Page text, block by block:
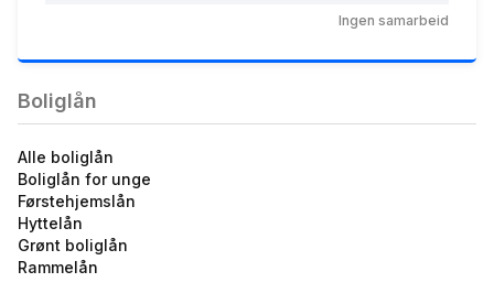
eff.rente
Ingen samarbeid
Boliglån
Alle boliglån
Boliglån for unge
Førstehjemslån
Hyttelån
Grønt boliglån
Rammelån